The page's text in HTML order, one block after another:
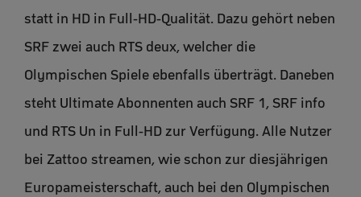
statt in HD in Full-HD-Qualität. Dazu gehört neben
SRF zwei auch RTS deux, welcher die
Olympischen Spiele ebenfalls überträgt. Daneben
steht Ultimate Abonnenten auch SRF 1, SRF info
und RTS Un in Full-HD zur Verfügung. Alle Nutzer
bei Zattoo streamen, wie schon zur diesjährigen
Europameisterschaft, auch bei den Olympischen